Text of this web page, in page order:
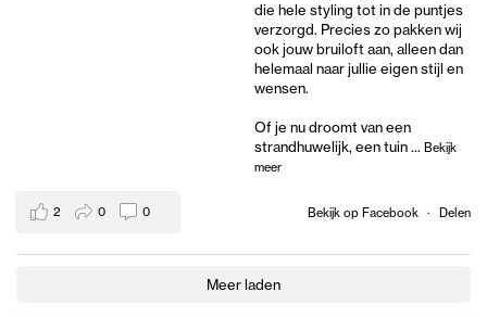
die hele styling tot in de puntjes
verzorgd. Precies zo pakken wij
ook jouw bruiloft aan, alleen dan
helemaal naar jullie eigen stijl en
wensen.
Of je nu droomt van een
strandhuwelijk, een tuin... Bekijk
meer
Bekijk op Facebook · Delen
2 0 0
Meer laden